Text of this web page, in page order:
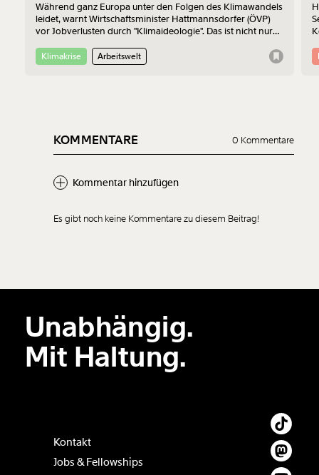
Während ganz Europa unter den Folgen des Klimawandels
leidet, warnt Wirtschaftsminister Hattmannsdorfer (ÖVP)
vor Jobverlusten durch "Klimaideologie". Das ist nicht nur
falsch.
Klimakrise Arbeitswelt
KOMMENTARE 0 Kommentare
Kommentar hinzufügen
Es gibt noch keine Kommentare zu diesem Beitrag!
Unabhängig.
Mit Haltung.
Kontakt
Jobs & Fellowships